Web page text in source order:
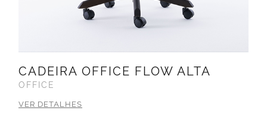
CADEIRA OFFICE FLOW ALTA
OFFICE
VER DETALHES